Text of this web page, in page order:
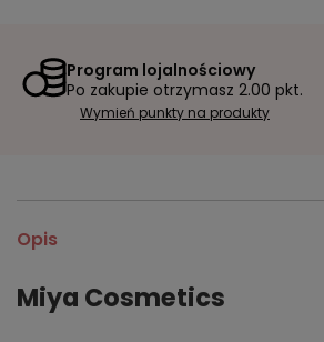
Program lojalnościowy
Po zakupie otrzymasz 2.00 pkt.
Wymień punkty na produkty
Opis
Miya Cosmetics